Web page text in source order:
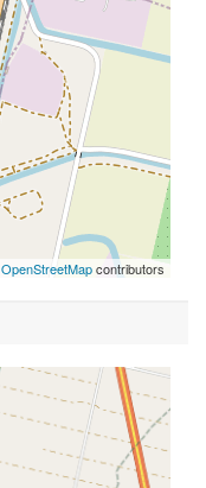
OpenStreetMapcontributors